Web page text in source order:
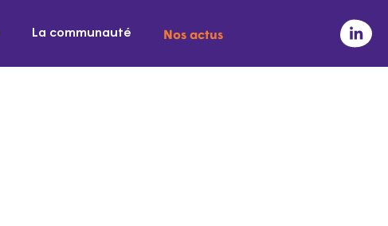
La communauté Nos actus